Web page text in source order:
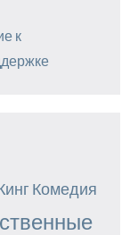
к
Комедия